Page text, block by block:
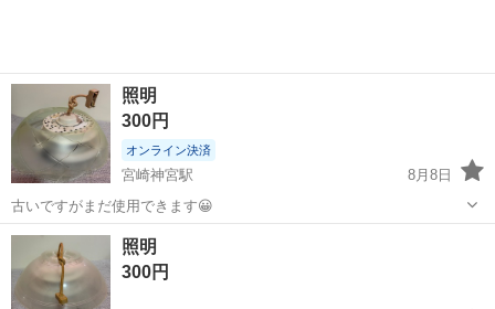
照明
300円
オンライン決済
宮崎神宮駅
8月8日
古いですがまだ使用できます😀
宮崎 宮崎市 宮崎神宮駅
照明
300円